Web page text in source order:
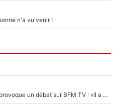
n'a vu venir !
Le côté sombre de Zinedine Zidane provoque un débat sur BFM TV : «Il a pris 14 cartons rouges»